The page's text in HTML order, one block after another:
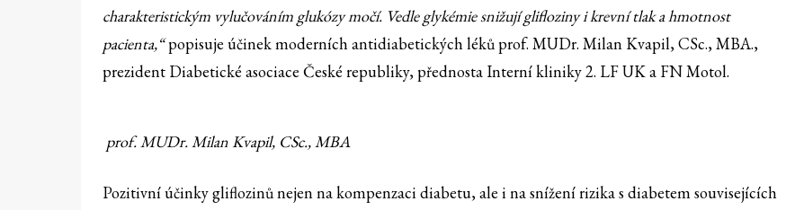
charakteristickým vylučováním glukózy močí. Vedle glykémie snižují glifloziny i krevní tlak a hmotnost
pacienta,“popisuje účinek moderních antidiabetických léků prof. MUDr. Milan Kvapil, CSc., MBA.,
prezident Diabetické asociace České republiky, přednosta Interní kliniky 2. LF UK a FN Motol.
prof. MUDr. Milan Kvapil, CSc., MBA
Pozitivní účinky gliflozinů nejen na kompenzaci diabetu, ale i na snížení rizika s diabetem souvisejících